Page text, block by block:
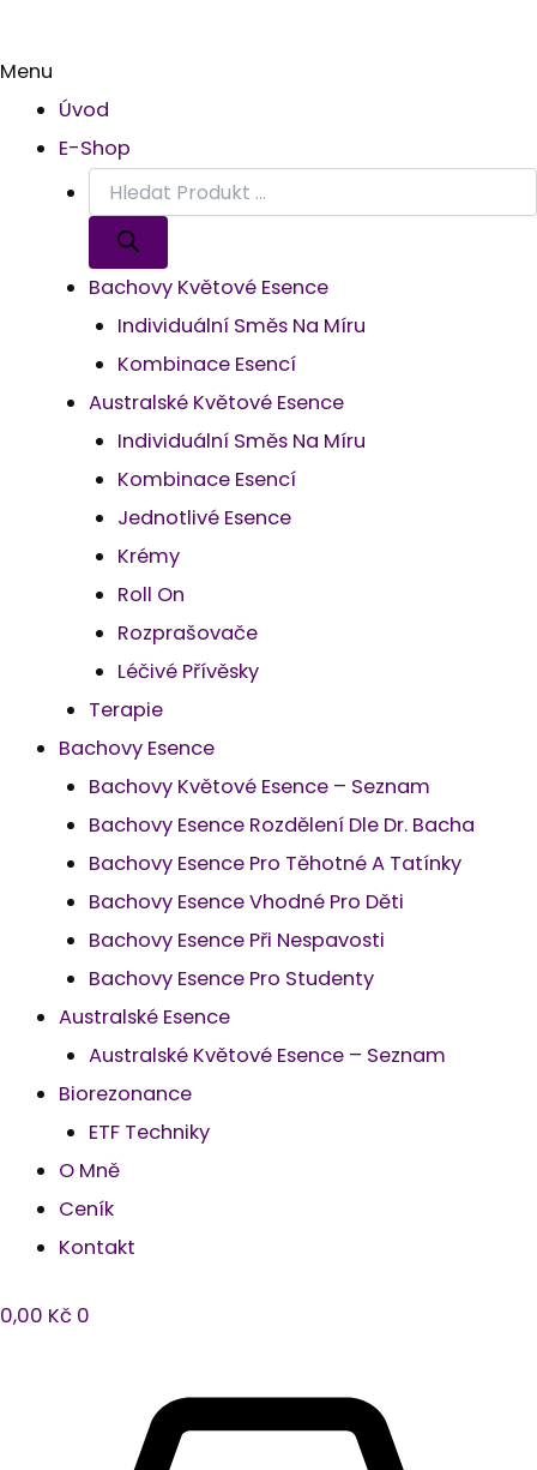
Menu
Úvod
E-Shop
Bachovy Květové Esence
Individuální Směs Na Míru
Kombinace Esencí
Australské Květové Esence
Individuální Směs Na Míru
Kombinace Esencí
Jednotlivé Esence
Krémy
Roll On
Rozprašovače
Léčivé Přívěsky
Terapie
Bachovy Esence
Bachovy Květové Esence – Seznam
Bachovy Esence Rozdělení Dle Dr. Bacha
Bachovy Esence Pro Těhotné A Tatínky
Bachovy Esence Vhodné Pro Děti
Bachovy Esence Při Nespavosti
Bachovy Esence Pro Studenty
Australské Esence
Australské Květové Esence – Seznam
Biorezonance
ETF Techniky
O Mně
Ceník
Kontakt
0,00 Kč 0